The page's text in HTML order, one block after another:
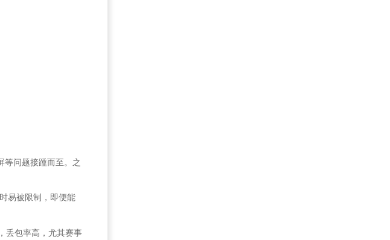
等问题接踵而至。之
易被限制，即便能
丢包率高，尤其赛事